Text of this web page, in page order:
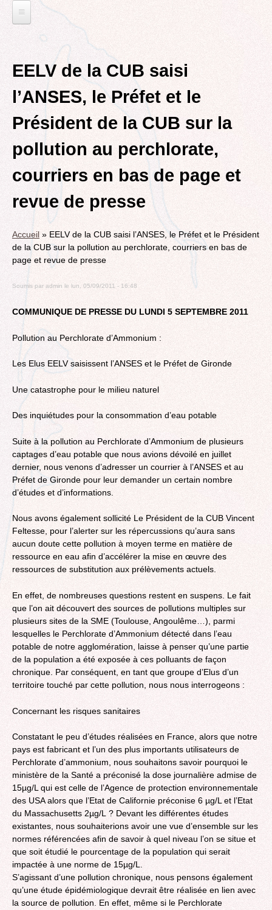
L'EAU ET LES DECHETS
ECONOMIE D’EAU, SAGE, SÉCHERESSE
LA GESTION DES DECHETS
CONTRAT DE L'EAU, POLLUTIONS DIVERSES
ELECTIONS
MUNICIPALES 2014
DÉPARTEMENTALES 2015
MUNICIPALES 2020
RUBRIQUE EN CHANTIER ET A COMPLETER
TRANSITION ECOLOGIQUE
RUBRIQUE EN CHANTIER
LA LUTTE CONTRE L’AFFICHAGE
PUBLICITAIRE
BIODIVERSITE, ENVIRONNEMENT, URBANISME
VOIRIE DOMAINE PUBLIC À MÉRIGNAC
LE TRAMWAY REJOINT L'AÉROPORT DE
BORDEAUX MÉRIGNAC : INAUGURATION,
REVUE DE PRESSE
POLITIQUE CYCLABLE, MARCHE
GRAND CONTOURNEMENT DE BORDEAUX
TRAMWAY, RER METROPOLITAIN, TRANSPORT
COLLECTIF
ROCADE VDO
POINT DE VUE
L’ACTION POLITIQUE À MÉRIGNAC
BORDEAUX METROPOLE
EMPLOI, SOLIDARITES
ELECTIONS, RUBRIQUES DIVERSES, PETITES
PHRASES..
to
top
EELV de la CUB saisi
l’ANSES, le Préfet et le
Président de la CUB sur la
pollution au perchlorate,
courriers en bas de page et
revue de presse
Accueil » EELV de la CUB saisi l’ANSES, le Préfet et le Président
de la CUB sur la pollution au perchlorate, courriers en bas de
page et revue de presse
Soumis par admin le lun, 05/09/2011 - 16:48
COMMUNIQUE DE PRESSE DU LUNDI 5 SEPTEMBRE 2011
Pollution au Perchlorate d’Ammonium :
Les Elus EELV saisissent l’ANSES et le Préfet de Gironde
Une catastrophe pour le milieu naturel
Des inquiétudes pour la consommation d’eau potable
Suite à la pollution au Perchlorate d’Ammonium de plusieurs
captages d’eau potable que nous avions dévoilé en juillet
dernier, nous venons d’adresser un courrier à l’ANSES et au
Préfet de Gironde pour leur demander un certain nombre
d’études et d’informations.
Nous avons également sollicité Le Président de la CUB Vincent
Feltesse, pour l’alerter sur les répercussions qu’aura sans
aucun doute cette pollution à moyen terme en matière de
ressource en eau afin d’accélérer la mise en œuvre des
ressources de substitution aux prélèvements actuels.
En effet, de nombreuses questions restent en suspens. Le fait
que l’on ait découvert des sources de pollutions multiples sur
plusieurs sites de la SME (Toulouse, Angoulême…), parmi
lesquelles le Perchlorate d’Ammonium détecté dans l’eau
potable de notre agglomération, laisse à penser qu’une partie
de la population a été exposée à ces polluants de façon
chronique. Par conséquent, en tant que groupe d’Elus d’un
territoire touché par cette pollution, nous nous interrogeons :
Concernant les risques sanitaires
Constatant le peu d’études réalisées en France, alors que notre
pays est fabricant et l’un des plus importants utilisateurs de
Perchlorate d’ammonium, nous souhaitons savoir pourquoi le
ministère de la Santé a préconisé la dose journalière admise de
15µg/L qui est celle de l’Agence de protection environnementale
des USA alors que l’Etat de Californie préconise 6 µg/L et l’Etat
du Massachusetts 2µg/L ? Devant les différentes études
existantes, nous souhaiterions avoir une vue d’ensemble sur les
normes référencées afin de savoir à quel niveau l’on se situe et
que soit étudié le pourcentage de la population qui serait
impactée à une norme de 15µg/L.
S’agissant d’une pollution chronique, nous pensons également
qu’une étude épidémiologique devrait être réalisée en lien avec
la source de pollution. En effet, même si le Perchlorate